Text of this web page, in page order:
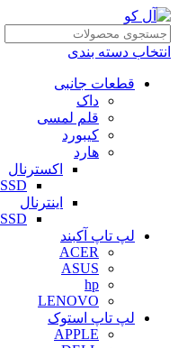
انتخاب دسته بندی
قطعات جانبی
داک
قلم لمسی
کیبورد
هارد
اکسترنال
SSD
اینترنال
SSD
لپ تاپ آکبند
ACER
ASUS
hp
LENOVO
لپ تاپ استوک
APPLE